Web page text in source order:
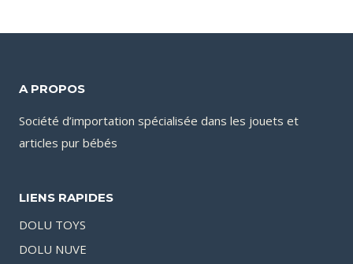
A PROPOS
Société d’importation spécialisée dans les jouets et
articles pur bébés
LIENS RAPIDES
DOLU TOYS
DOLU NUVE